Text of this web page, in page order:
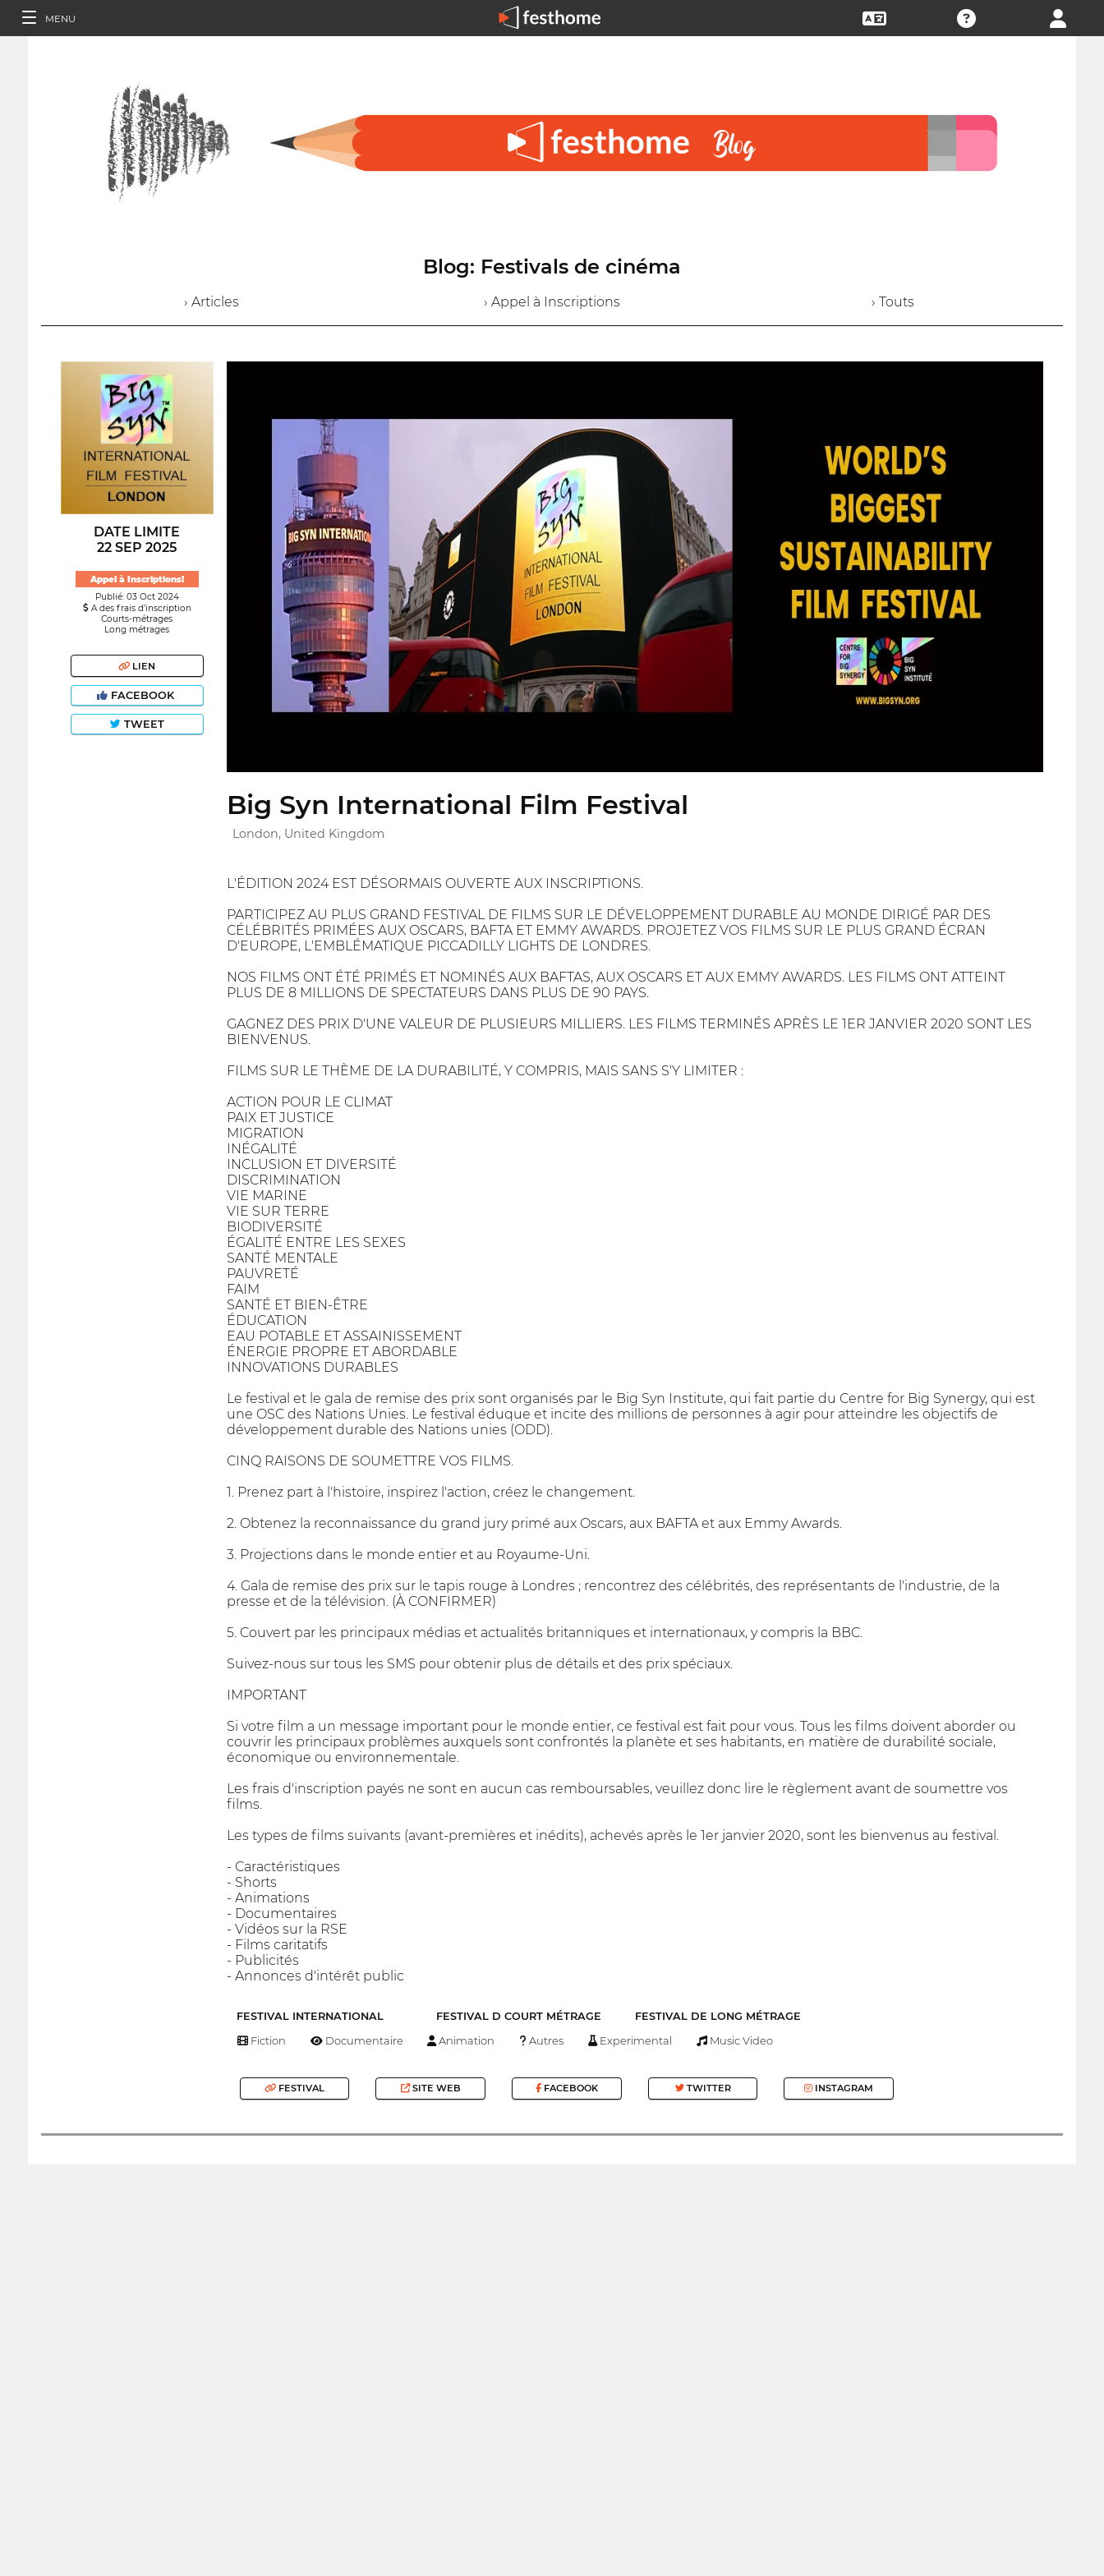
MENU
Blog: Festivals de cinéma
› Articles › Appel à Inscriptions › Touts
DATE LIMITE
22 SEP 2025
Appel à Inscriptions!
Publié: 03 Oct 2024
A des frais d’inscription
Courts-métrages
Long métrages
LIEN
FACEBOOK
TWEET
Big Syn International Film Festival
London, United Kingdom
L'ÉDITION 2024 EST DÉSORMAIS OUVERTE AUX INSCRIPTIONS.
PARTICIPEZ AU PLUS GRAND FESTIVAL DE FILMS SUR LE DÉVELOPPEMENT DURABLE AU MONDE DIRIGÉ PAR DES
CÉLÉBRITÉS PRIMÉES AUX OSCARS, BAFTA ET EMMY AWARDS. PROJETEZ VOS FILMS SUR LE PLUS GRAND ÉCRAN
D'EUROPE, L'EMBLÉMATIQUE PICCADILLY LIGHTS DE LONDRES.
NOS FILMS ONT ÉTÉ PRIMÉS ET NOMINÉS AUX BAFTAS, AUX OSCARS ET AUX EMMY AWARDS. LES FILMS ONT ATTEINT
PLUS DE 8 MILLIONS DE SPECTATEURS DANS PLUS DE 90 PAYS.
GAGNEZ DES PRIX D'UNE VALEUR DE PLUSIEURS MILLIERS. LES FILMS TERMINÉS APRÈS LE 1ER JANVIER 2020 SONT LES
BIENVENUS.
FILMS SUR LE THÈME DE LA DURABILITÉ, Y COMPRIS, MAIS SANS S'Y LIMITER :
ACTION POUR LE CLIMAT
PAIX ET JUSTICE
MIGRATION
INÉGALITÉ
INCLUSION ET DIVERSITÉ
DISCRIMINATION
VIE MARINE
VIE SUR TERRE
BIODIVERSITÉ
ÉGALITÉ ENTRE LES SEXES
SANTÉ MENTALE
PAUVRETÉ
FAIM
SANTÉ ET BIEN-ÊTRE
ÉDUCATION
EAU POTABLE ET ASSAINISSEMENT
ÉNERGIE PROPRE ET ABORDABLE
INNOVATIONS DURABLES
Le festival et le gala de remise des prix sont organisés par le Big Syn Institute, qui fait partie du Centre for Big Synergy, qui est
une OSC des Nations Unies. Le festival éduque et incite des millions de personnes à agir pour atteindre les objectifs de
développement durable des Nations unies (ODD).
CINQ RAISONS DE SOUMETTRE VOS FILMS.
1. Prenez part à l'histoire, inspirez l'action, créez le changement.
2. Obtenez la reconnaissance du grand jury primé aux Oscars, aux BAFTA et aux Emmy Awards.
3. Projections dans le monde entier et au Royaume-Uni.
4. Gala de remise des prix sur le tapis rouge à Londres ; rencontrez des célébrités, des représentants de l'industrie, de la
presse et de la télévision. (À CONFIRMER)
5. Couvert par les principaux médias et actualités britanniques et internationaux, y compris la BBC.
Suivez-nous sur tous les SMS pour obtenir plus de détails et des prix spéciaux.
IMPORTANT
Si votre film a un message important pour le monde entier, ce festival est fait pour vous. Tous les films doivent aborder ou
couvrir les principaux problèmes auxquels sont confrontés la planète et ses habitants, en matière de durabilité sociale,
économique ou environnementale.
Les frais d'inscription payés ne sont en aucun cas remboursables, veuillez donc lire le règlement avant de soumettre vos
films.
Les types de films suivants (avant-premières et inédits), achevés après le 1er janvier 2020, sont les bienvenus au festival.
- Caractéristiques
- Shorts
- Animations
- Documentaires
- Vidéos sur la RSE
- Films caritatifs
- Publicités
- Annonces d'intérêt public
FESTIVAL INTERNATIONAL FESTIVAL D COURT MÉTRAGE FESTIVAL DE LONG MÉTRAGE
Fiction Documentaire Animation Autres Experimental Music Video
FESTIVAL SITE WEB FACEBOOK TWITTER INSTAGRAM